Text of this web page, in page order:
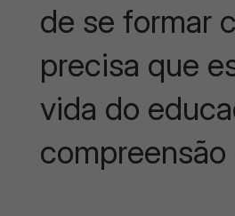
de se formar
precisa que
vida do